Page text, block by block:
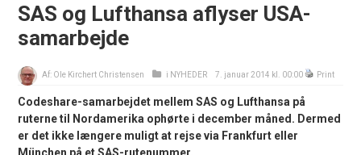
SAS og Lufthansa aflyser USA-
samarbejde
Af: Ole Kirchert Christensen i NYHEDER 7. januar 2014 kl. 00:00 Print
Codeshare-samarbejdet mellem SAS og Lufthansa på
ruterne til Nordamerika ophørte i december måned. Dermed
er det ikke længere muligt at rejse via Frankfurt eller
München på et SAS-rutenummer.